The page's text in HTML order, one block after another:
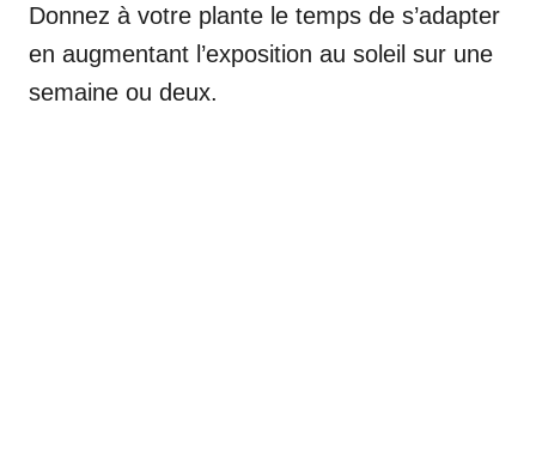
Donnez à votre plante le temps de s’adapter
en augmentant l’exposition au soleil sur une
semaine ou deux.